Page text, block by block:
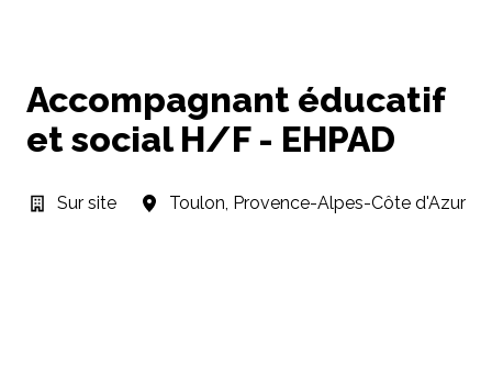
Accompagnant éducatif
et social H/F - EHPAD
Sur site Toulon, Provence-Alpes-Côte d'Azur